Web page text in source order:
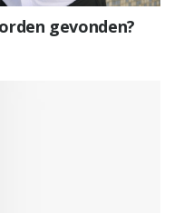
gevonden?